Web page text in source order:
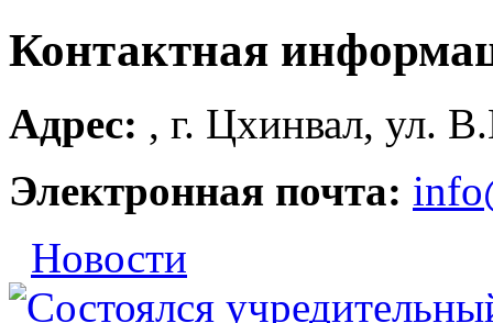
Контактная
Адрес: , г. Цхинвал, ул.
Электронная почта:
Новости